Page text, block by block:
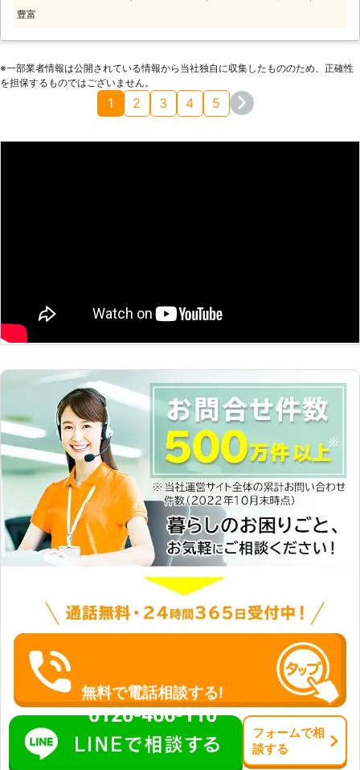
れることも多いです。利用目的に適し
ている防犯カメラを使うことで利便性
が向上しますので、どれを使えば良い
のか弊社にご相談ください。
豊富
※⼀部業者情報は公開されている情報から当社独⾃に収集したもののため、正確性
を担保するものではございません。
1 2 3 4 5
無料で電話相談する!
0120-466-110
フォームで相
談する